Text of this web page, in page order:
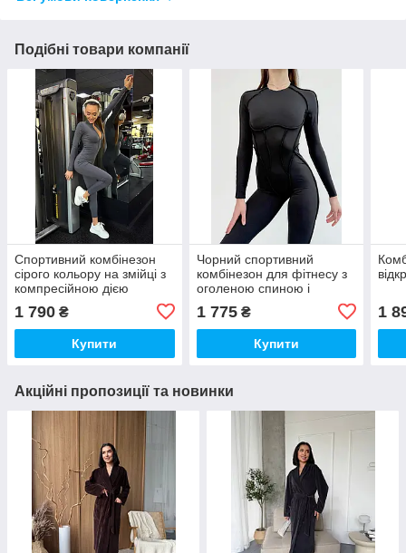
Подібні товари компанії
Спортивний комбінезон
сірого кольору на змійці з
компресійною дією
1 790 ₴
Купити
Чорний спортивний
комбінезон для фітнесу з
оголеною спиною і
1 775₴
Купити
1
Акційні пропозиції та новинки